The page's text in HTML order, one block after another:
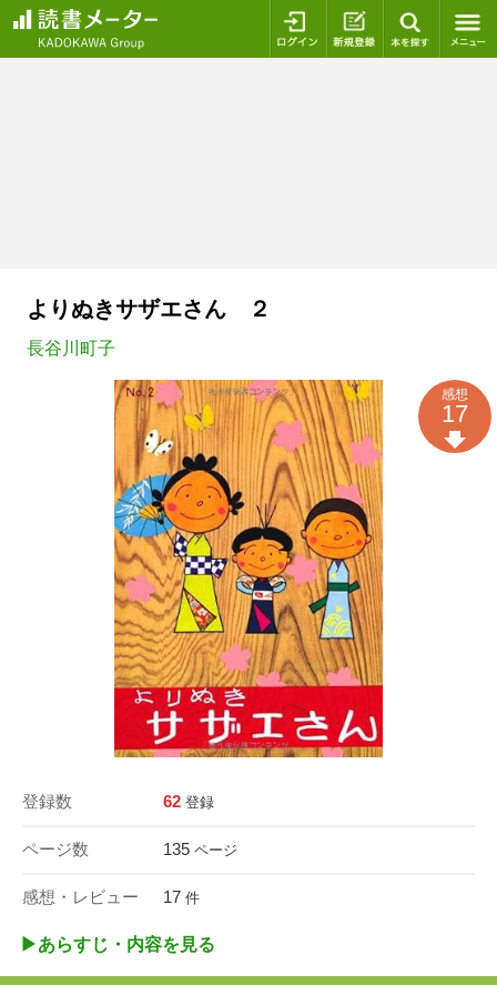
ログイン 新規登録
よりぬきサザエさん ２
長谷川町子
登録数 62 登録
ページ数 135 ページ
感想・レビュー 17 件
感想
17
▶︎あらすじ・内容を見る